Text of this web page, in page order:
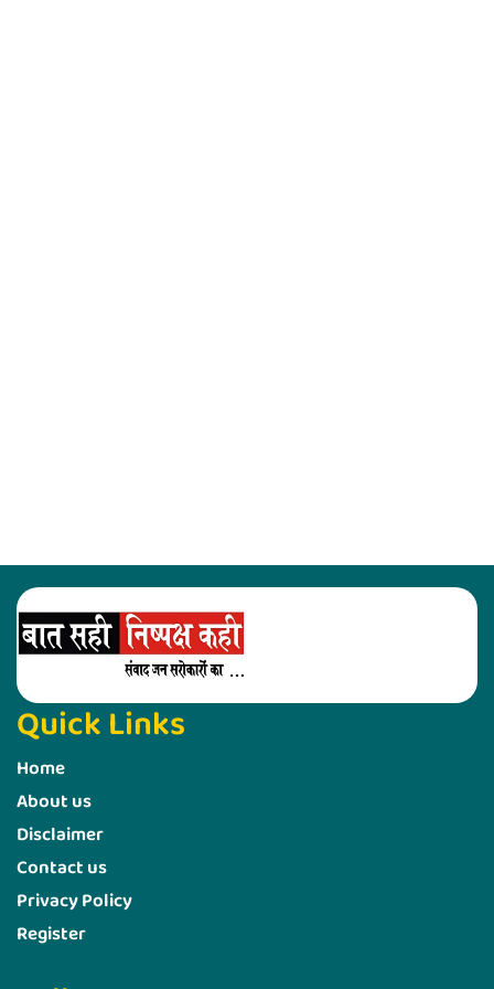
Quick Links
Home
About us
Disclaimer
Contact us
Privacy Policy
Register